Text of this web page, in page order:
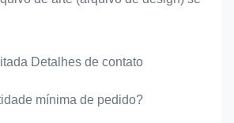
Detalhes de contato
mínima de pedido?